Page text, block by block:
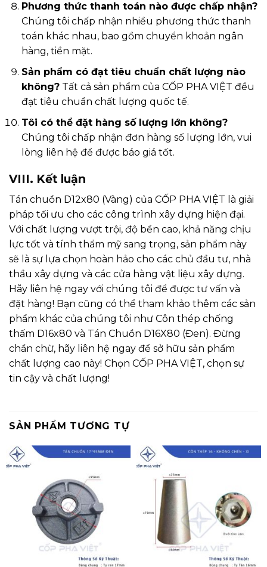
Phương thức thanh toán nào được chấp nhận?
Chúng tôi chấp nhận nhiều phương thức thanh
toán khác nhau, bao gồm chuyển khoản ngân
hàng, tiền mặt.
Sản phẩm có đạt tiêu chuẩn chất lượng nào
không?Tất cả sản phẩm của CỐP PHA VIỆT đều
đạt tiêu chuẩn chất lượng quốc tế.
Tôi có thể đặt hàng số lượng lớn không?
Chúng tôi chấp nhận đơn hàng số lượng lớn, vui
lòng liên hệ để được báo giá tốt.
VIII. Kết luận
Tán chuồn D12x80 (Vàng) của CỐP PHA VIỆT là giải
pháp tối ưu cho các công trình xây dựng hiện đại.
Với chất lượng vượt trội, độ bền cao, khả năng chịu
lực tốt và tính thẩm mỹ sang trọng, sản phẩm này
sẽ là sự lựa chọn hoàn hảo cho các chủ đầu tư, nhà
thầu xây dựng và các cửa hàng vật liệu xây dựng.
Hãy liên hệ ngay với chúng tôi để được tư vấn và
đặt hàng! Bạn cũng có thể tham khảo thêm các sản
phẩm khác của chúng tôi như Côn thép chống
thấm D16x80 và Tán Chuồn D16X80 (Đen). Đừng
chần chừ, hãy liên hệ ngay để sở hữu sản phẩm
chất lượng cao này! Chọn CỐP PHA VIỆT, chọn sự
tin cậy và chất lượng!
SẢN PHẨM TƯƠNG TỰ